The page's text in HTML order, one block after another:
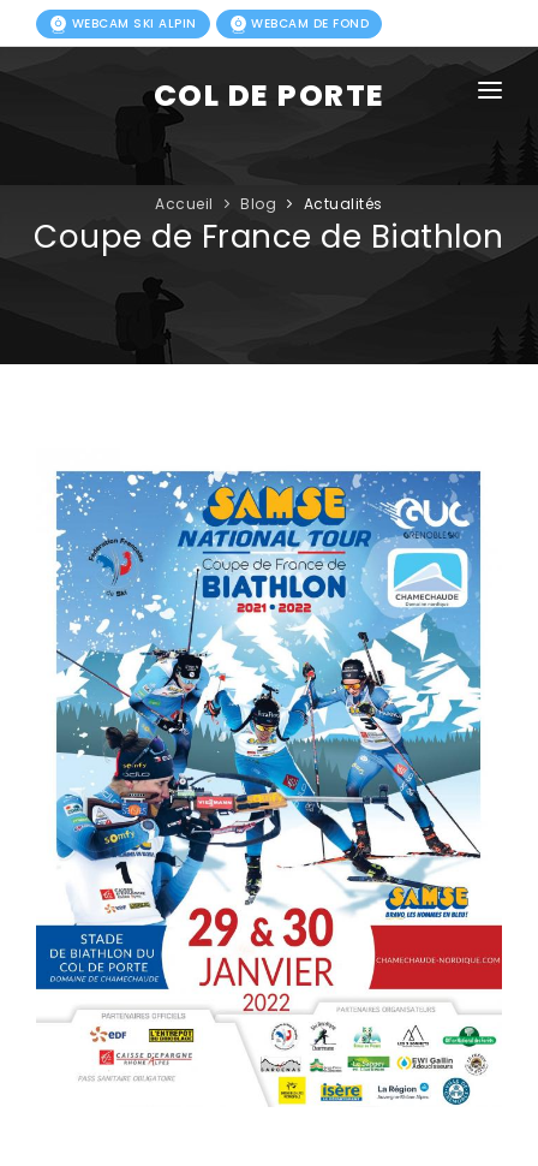
WEBCAM SKI ALPIN WEBCAM DE FOND
COL DE PORTE
ACTIVITÉS HIVER
FORFAITS
ACTIVITÉS ÉTÉ
PHOTOS
Accueil Blog Actualités
Coupe de France de Biathlon